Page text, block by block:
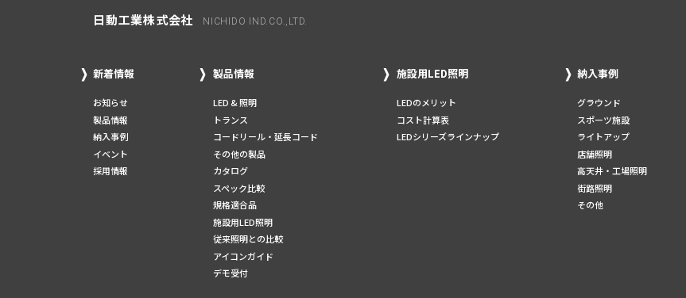
日動工業株式会社 NICHIDO IND.CO.,LTD.
新着情報
お知らせ
製品情報
納入事例
イベント
採用情報
製品情報
LED & 照明
トランス
コードリール・延長コード
その他の製品
カタログ
スペック比較
規格適合品
施設用LED照明
従来照明との比較
アイコンガイド
デモ受付
施設用LED照明
LEDのメリット
コスト計算表
LEDシリーズラインナップ
納入事例
グラウンド
スポーツ施設
ライトアップ
店舗照明
高天井・工場照明
街路照明
その他